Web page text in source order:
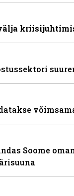
Soome